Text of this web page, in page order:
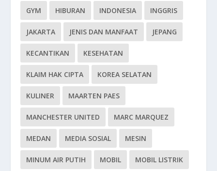
GYM HIBURAN INDONESIA INGGRIS
JAKARTA JENIS DAN MANFAAT JEPANG
KECANTIKAN KESEHATAN
KLAIM HAK CIPTA KOREA SELATAN
KULINER MAARTEN PAES
MANCHESTER UNITED MARC MARQUEZ
MEDAN MEDIA SOSIAL MESIN
MINUM AIR PUTIH MOBIL MOBIL LISTRIK